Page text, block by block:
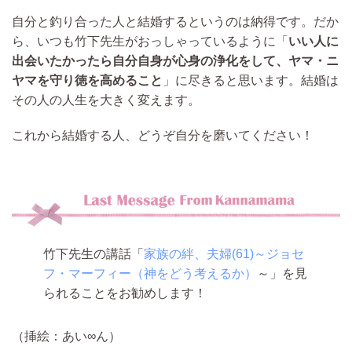
自分と釣り合った人と結婚するというのは納得です。だか
ら、いつも竹下先生がおっしゃっているように「 いい人に
出会いたかったら自分自身が心身の浄化をして、ヤマ・ニ
ヤマを守り徳を高めること 」に尽きると思います。 結婚は
その人の人生を大きく変えます。
これから結婚する人、どうぞ自分を磨いてください！
竹下先生の講話「 家族の絆、夫婦(61)～ジョセ
フ・マーフィー（神をどう考えるか）
～」を見
られることをお勧めします！
（挿絵：あい∞ん）